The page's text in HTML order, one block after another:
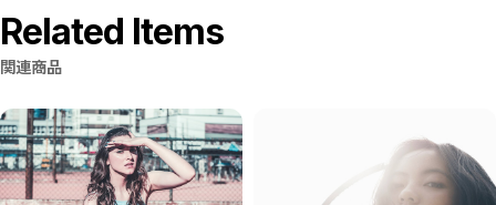
Related Items
関連商品